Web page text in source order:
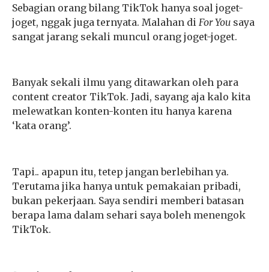
Sebagian orang bilang TikTok hanya soal joget-
joget, nggak juga ternyata. Malahan di For You saya
sangat jarang sekali muncul orang joget-joget.
Banyak sekali ilmu yang ditawarkan oleh para
content creator TikTok. Jadi, sayang aja kalo kita
melewatkan konten-konten itu hanya karena
‘kata orang’.
Tapi.. apapun itu, tetep jangan berlebihan ya.
Terutama jika hanya untuk pemakaian pribadi,
bukan pekerjaan. Saya sendiri memberi batasan
berapa lama dalam sehari saya boleh menengok
TikTok.